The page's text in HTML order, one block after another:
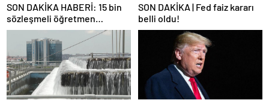
SON DAKİKA HABERİ: 15 bin
sözleşmeli öğretmen
atamasında sözlü sınava hak
kazanan adaylar açıklandı
SON DAKİKA | Fed faiz kararı
belli oldu!